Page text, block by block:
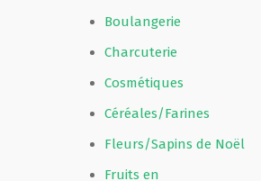
Boulangerie
Charcuterie
Cosmétiques
Céréales/Farines
Fleurs/Sapins de Noël
Fruits en
Guide de la vente directe
Fête Marché Paysan